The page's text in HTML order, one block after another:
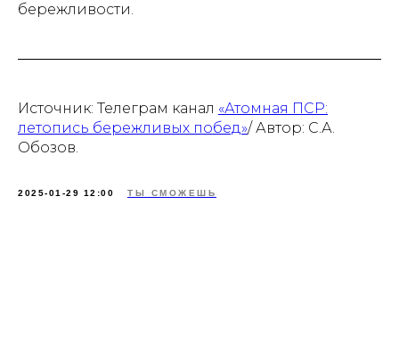
бережливости.
Источник: Телеграм канал «Атомная ПСР:
летопись бережливых побед»/ Автор: С.А.
Обозов.
2025-01-29 12:00 ТЫ СМОЖЕШЬ